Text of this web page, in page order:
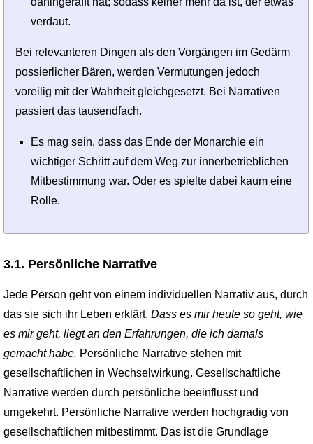
verdaut.
Bei relevanteren Dingen als den Vorgängen im Gedärm
possierlicher Bären, werden Vermutungen jedoch
voreilig mit der Wahrheit gleichgesetzt. Bei Narrativen
passiert das tausendfach.
Es mag sein, dass das Ende der Monarchie ein
wichtiger Schritt auf dem Weg zur innerbetrieblichen
Mitbestimmung war. Oder es spielte dabei kaum eine
Rolle.
3.1. Persönliche Narrative
Jede Person geht von einem individuellen Narrativ aus, durch
das sie sich ihr Leben erklärt. Dass es mir heute so geht, wie
es mir geht, liegt an den Erfahrungen, die ich damals
gemacht habe. Persönliche Narrative stehen mit
gesellschaftlichen in Wechselwirkung. Gesellschaftliche
Narrative werden durch persönliche beeinflusst und
umgekehrt. Persönliche Narrative werden hochgradig von
gesellschaftlichen mitbestimmt. Das ist die Grundlage